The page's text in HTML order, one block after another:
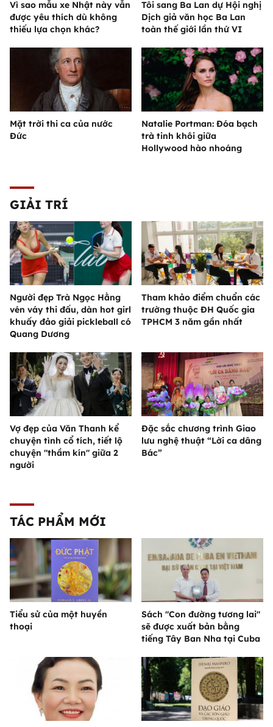
Vì sao mẫu xe Nhật này vẫn
được yêu thích dù không
thiếu lựa chọn khác?
Tôi sang Ba Lan dự Hội nghị
Dịch giả văn học Ba Lan
toàn thế giới lần thứ VI
Mặt trời thi ca của nước
Đức
Natalie Portman: Đóa bạch
trà tinh khôi giữa
Hollywood hào nhoáng
GIẢI TRÍ
Người đẹp Trà Ngọc Hằng
vén váy thi đấu, dàn hot girl
khuấy đảo giải pickleball có
Quang Dương
Tham khảo điểm chuẩn các
trường thuộc ĐH Quốc gia
TPHCM 3 năm gần nhất
Vợ đẹp của Văn Thanh kể
chuyện tình cổ tích, tiết lộ
chuyện "thầm kín" giữa 2
người
Đặc sắc chương trình Giao
lưu nghệ thuật “Lời ca dâng
Bác”
TÁC PHẨM MỚI
Tiểu sử của một huyền
thoại
Sách "Con đường tương lai"
sẽ được xuất bản bằng
tiếng Tây Ban Nha tại Cuba